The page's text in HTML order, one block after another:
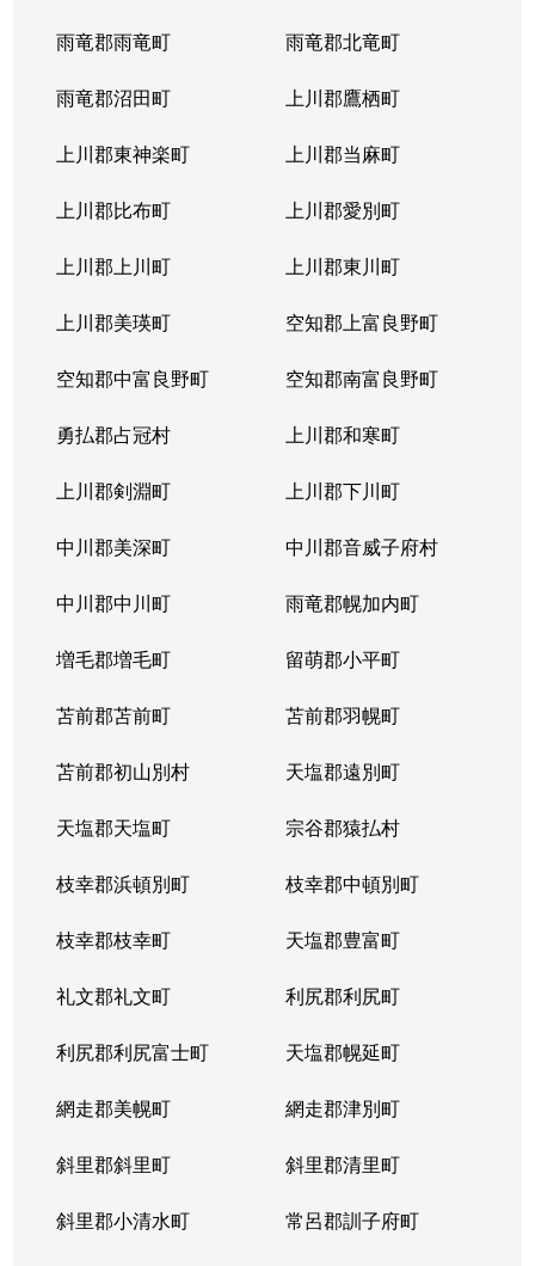
雨竜郡雨竜町 雨竜郡北竜町
雨竜郡沼田町 上川郡鷹栖町
上川郡東神楽町 上川郡当麻町
上川郡比布町 上川郡愛別町
上川郡上川町 上川郡東川町
上川郡美瑛町 空知郡上富良野町
空知郡中富良野町 空知郡南富良野町
勇払郡占冠村 上川郡和寒町
上川郡剣淵町 上川郡下川町
中川郡美深町 中川郡音威子府村
中川郡中川町 雨竜郡幌加内町
増毛郡増毛町 留萌郡小平町
苫前郡苫前町 苫前郡羽幌町
苫前郡初山別村 天塩郡遠別町
天塩郡天塩町 宗谷郡猿払村
枝幸郡浜頓別町 枝幸郡中頓別町
枝幸郡枝幸町 天塩郡豊富町
礼文郡礼文町 利尻郡利尻町
利尻郡利尻富士町 天塩郡幌延町
網走郡美幌町 網走郡津別町
斜里郡斜里町 斜里郡清里町
斜里郡小清水町 常呂郡訓子府町